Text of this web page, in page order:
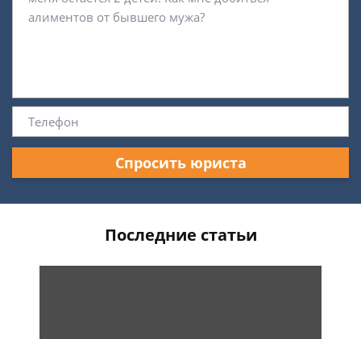
Спросить юриста
Последние статьи